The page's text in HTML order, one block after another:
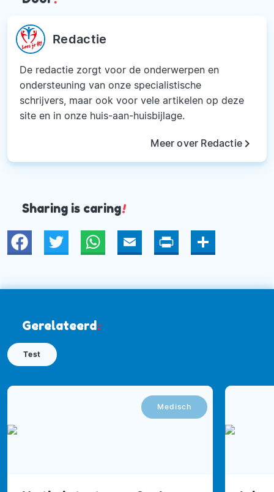
Redactie
De redactie zorgt voor de onderwerpen en
ondersteuning van onze specialistische
schrijvers, maar ook voor vele artikelen op deze
site en in onze huis-aan-huisbijlage.
Meer over Redactiekeyboard_arrow_right
Sharing is caring!
Twitter WhatsAppEmail Print Deel
Gerelateerd:
Test
Medisch